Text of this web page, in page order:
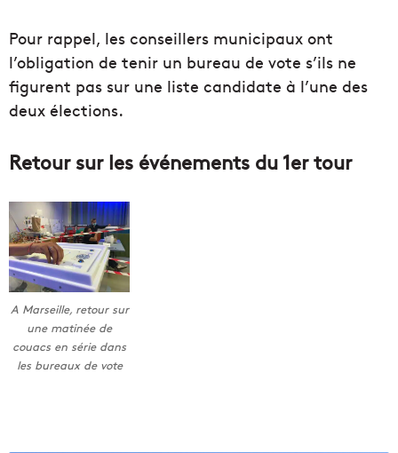
Pour rappel, les conseillers municipaux ont
l’obligation de tenir un bureau de vote s’ils ne
figurent pas sur une liste candidate à l’une des
deux élections.
Retour sur les événements du 1er tour
A Marseille, retour sur
une matinée de
couacs en série dans
les bureaux de vote